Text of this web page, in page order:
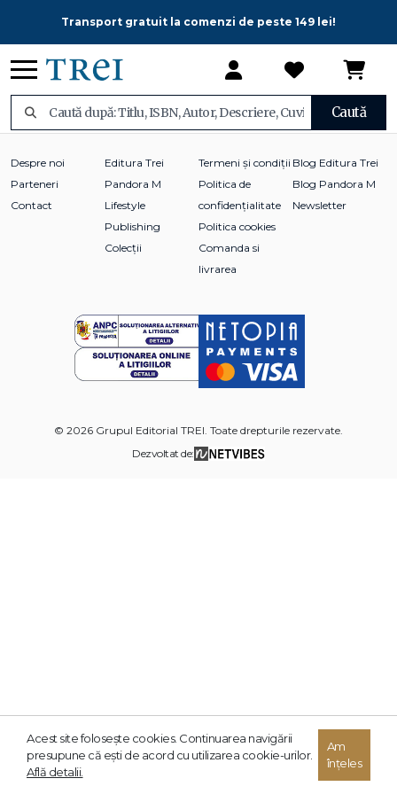
Transport gratuit la comenzi de peste 149 lei!
Caută
Despre noi
Parteneri
Contact
Editura Trei
Pandora M
Lifestyle
Publishing
Colecții
Termeni și condiții
Politica de
confidențialitate
Politica cookies
Comanda si
livrarea
Blog Editura Trei
Blog Pandora M
Newsletter
© 2026 Grupul Editorial TREI. Toate drepturile rezervate.
Dezvoltat de:
Acest site foloseşte cookies. Continuarea navigării
presupune că eşti de acord cu utilizarea cookie-urilor.
Află detalii.
Am
înțeles